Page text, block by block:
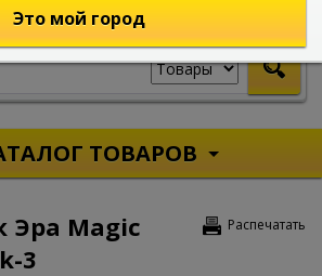
ТОВАРОВ
Распечатать
Эра Magic
3
Это мой город